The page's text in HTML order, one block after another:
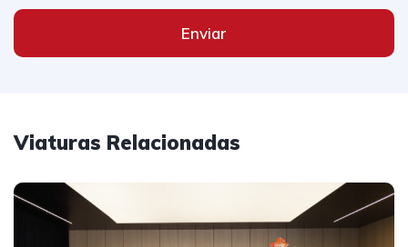
Enviar
Viaturas Relacionadas